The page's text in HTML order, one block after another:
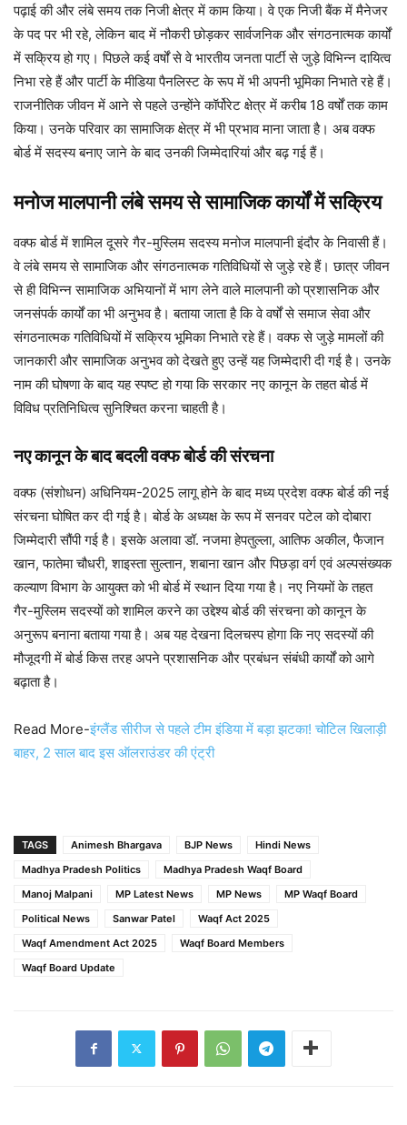
पढ़ाई की और लंबे समय तक निजी क्षेत्र में काम किया। वे एक निजी बैंक में मैनेजर
के पद पर भी रहे, लेकिन बाद में नौकरी छोड़कर सार्वजनिक और संगठनात्मक कार्यों
में सक्रिय हो गए। पिछले कई वर्षों से वे भारतीय जनता पार्टी से जुड़े विभिन्न दायित्व
निभा रहे हैं और पार्टी के मीडिया पैनलिस्ट के रूप में भी अपनी भूमिका निभाते रहे हैं।
राजनीतिक जीवन में आने से पहले उन्होंने कॉर्पोरेट क्षेत्र में करीब 18 वर्षों तक काम
किया। उनके परिवार का सामाजिक क्षेत्र में भी प्रभाव माना जाता है। अब वक्फ
बोर्ड में सदस्य बनाए जाने के बाद उनकी जिम्मेदारियां और बढ़ गई हैं।
मनोज मालपानी लंबे समय से सामाजिक कार्यों में सक्रिय
वक्फ बोर्ड में शामिल दूसरे गैर-मुस्लिम सदस्य मनोज मालपानी इंदौर के निवासी हैं।
वे लंबे समय से सामाजिक और संगठनात्मक गतिविधियों से जुड़े रहे हैं। छात्र जीवन
से ही विभिन्न सामाजिक अभियानों में भाग लेने वाले मालपानी को प्रशासनिक और
जनसंपर्क कार्यों का भी अनुभव है। बताया जाता है कि वे वर्षों से समाज सेवा और
संगठनात्मक गतिविधियों में सक्रिय भूमिका निभाते रहे हैं। वक्फ से जुड़े मामलों की
जानकारी और सामाजिक अनुभव को देखते हुए उन्हें यह जिम्मेदारी दी गई है। उनके
नाम की घोषणा के बाद यह स्पष्ट हो गया कि सरकार नए कानून के तहत बोर्ड में
विविध प्रतिनिधित्व सुनिश्चित करना चाहती है।
नए कानून के बाद बदली वक्फ बोर्ड की संरचना
वक्फ (संशोधन) अधिनियम-2025 लागू होने के बाद मध्य प्रदेश वक्फ बोर्ड की नई
संरचना घोषित कर दी गई है। बोर्ड के अध्यक्ष के रूप में सनवर पटेल को दोबारा
जिम्मेदारी सौंपी गई है। इसके अलावा डॉ. नजमा हेपतुल्ला, आतिफ अकील, फैजान
खान, फातेमा चौधरी, शाइस्ता सुल्तान, शबाना खान और पिछड़ा वर्ग एवं अल्पसंख्यक
कल्याण विभाग के आयुक्त को भी बोर्ड में स्थान दिया गया है। नए नियमों के तहत
गैर-मुस्लिम सदस्यों को शामिल करने का उद्देश्य बोर्ड की संरचना को कानून के
अनुरूप बनाना बताया गया है। अब यह देखना दिलचस्प होगा कि नए सदस्यों की
मौजूदगी में बोर्ड किस तरह अपने प्रशासनिक और प्रबंधन संबंधी कार्यों को आगे
बढ़ाता है।
Read More-इंग्लैंड सीरीज से पहले टीम इंडिया में बड़ा झटका! चोटिल खिलाड़ी
बाहर, 2 साल बाद इस ऑलराउंडर की एंट्री
TAGS Animesh Bhargava BJP News
Hindi News
Madhya Pradesh Politics
Madhya Pradesh Waqf Board
Manoj Malpani
MP Latest News MP News
MP Waqf Board
Political News
Sanwar Patel
Waqf Act 2025
Waqf Amendment Act 2025
Waqf Board Members
Waqf Board Update